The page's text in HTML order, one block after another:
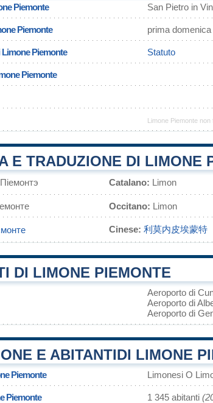
Piemonte San Pietro in
Piemonte prima
Piemonte Statuto
Piemonte
Limone Piemonte
E TRADUZIONE DI LIMONE
Catalano: Limon
Occitano: Limon
Cinese: 利莫内皮埃蒙特
DI LIMONE PIEMONTE
Aeroporto di
Aeroporto di
Aeroporto di
E ABITANTIDI LIMONE
Piemonte Limonesi O
Piemonte 1 345 abitanti